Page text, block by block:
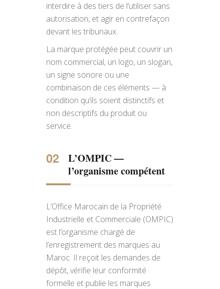
interdire à des tiers de l’utiliser sans
autorisation, et agir en contrefaçon
devant les tribunaux.
La marque protégée peut couvrir un
nom commercial, un logo, un slogan,
un signe sonore ou une
combinaison de ces éléments — à
condition qu’ils soient distinctifs et
non descriptifs du produit ou
service.
L’OMPIC —
l’organisme compétent
L’Office Marocain de la Propriété
Industrielle et Commerciale (OMPIC)
est l’organisme chargé de
l’enregistrement des marques au
Maroc. Il reçoit les demandes de
dépôt, vérifie leur conformité
formelle et publie les marques